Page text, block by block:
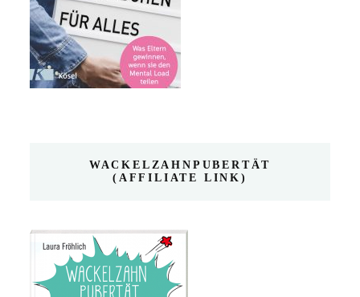
WACKELZAHNPUBERTÄT
(AFFILIATE LINK)